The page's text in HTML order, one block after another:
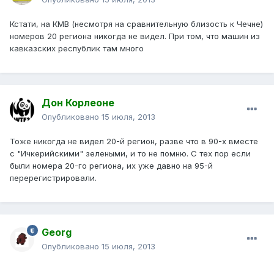
Кстати, на КМВ (несмотря на сравнительную близость к Чечне)
номеров 20 региона никогда не видел. При том, что машин из
кавказских республик там много
Дон Корлеоне
Опубликовано 15 июля, 2013
Тоже никогда не видел 20-й регион, разве что в 90-х вместе
с "Ичкерийскими" зелеными, и то не помню. С тех пор если
были номера 20-го региона, их уже давно на 95-й
перерегистрировали.
Georg
Опубликовано 15 июля, 2013